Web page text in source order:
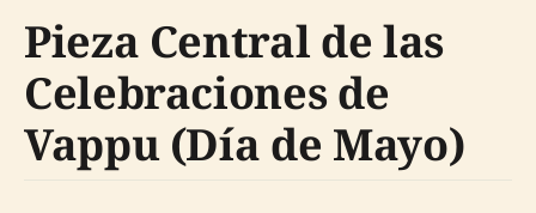
Pieza Central de las
Celebraciones de
Vappu (Día de Mayo)